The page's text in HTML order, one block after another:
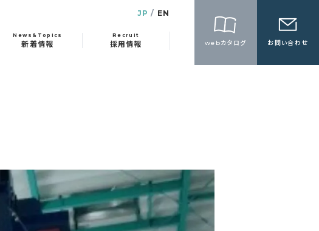
JP EN
News&Topics
新着情報
Recruit
採用情報 webカタログ お問い合わせ